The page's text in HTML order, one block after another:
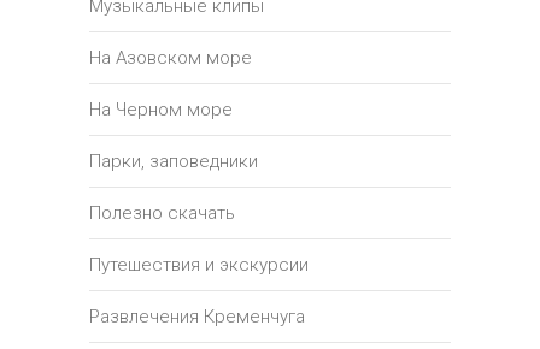
Музыкальные клипы
На Азовском море
На Черном море
Парки, заповедники
Полезно скачать
Путешествия и экскурсии
Развлечения Кременчуга